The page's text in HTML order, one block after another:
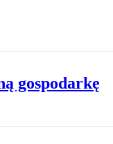
gospodarkę